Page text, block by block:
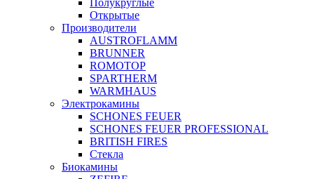
Полукруглые
Открытые
Производители
AUSTROFLAMM
BRUNNER
ROMOTOP
SPARTHERM
WARMHAUS
Электрокамины
SCHONES FEUER
SCHONES FEUER PROFESSIONAL
BRITISH FIRES
Стекла
Биокамины